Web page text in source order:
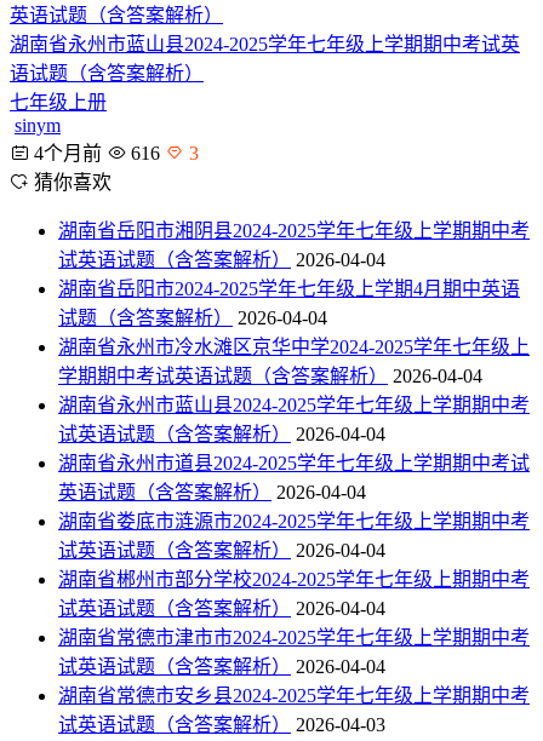
湖南省永州市蓝山县2024-2025学年七年级上学期期中考试英
语试题（含答案解析）
七年级上册
sinym
4个月前
616
3
猜你喜欢
湖南省岳阳市湘阴县2024-2025学年七年级上学期期中考
试英语试题（含答案解析）
2026-04-04
湖南省岳阳市2024-2025学年七年级上学期4月期中英语
试题（含答案解析）
2026-04-04
湖南省永州市冷水滩区京华中学2024-2025学年七年级上
学期期中考试英语试题（含答案解析）
2026-04-04
湖南省永州市蓝山县2024-2025学年七年级上学期期中考
试英语试题（含答案解析）
2026-04-04
湖南省永州市道县2024-2025学年七年级上学期期中考试
英语试题（含答案解析）
2026-04-04
湖南省娄底市涟源市2024-2025学年七年级上学期期中考
试英语试题（含答案解析）
2026-04-04
湖南省郴州市部分学校2024-2025学年七年级上期期中考
试英语试题（含答案解析）
2026-04-04
湖南省常德市津市市2024-2025学年七年级上学期期中考
试英语试题（含答案解析）
2026-04-04
湖南省常德市安乡县2024-2025学年七年级上学期期中考
试英语试题（含答案解析）
2026-04-03